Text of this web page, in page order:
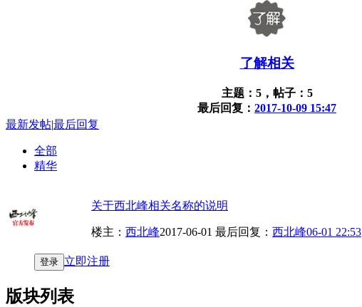
了解相关
主题：5，帖子：5
最后回复： 2017-10-09 15:47
最新发帖|最后回复
全部
精华
关于西北峰相关名称的说明
楼主： 西北峰2017-06-01 最后回复： 西北峰06-01 22:53
登录 立即注册
版块列表